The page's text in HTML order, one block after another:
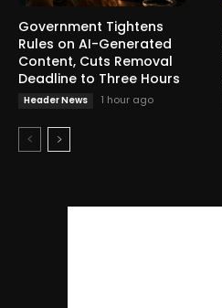
Government Tightens
Rules on AI-Generated
Content, Cuts Removal
Deadline to Three Hours
Header News 1 hour ago